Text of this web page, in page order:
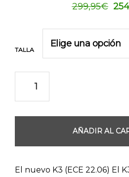
299,95€ El
TALLA
AÑADIR AL
El nuevo K3 (ECE 22.06) El